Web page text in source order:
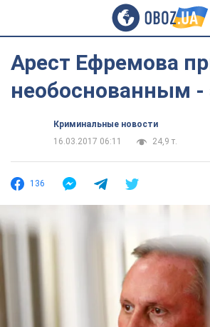
Арест Ефремова
необоснованным -
Криминальные новости
16.03.2017 06:11
24,9 т.
136